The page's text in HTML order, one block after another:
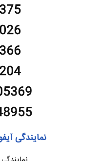
نمایندگی